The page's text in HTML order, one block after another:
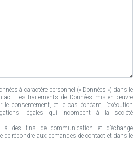
à caractère personnel (« Données ») dans le
Les traitements de Données mis en œuvre
consentement, et le cas échéant, l’exécution
légales qui incombent à la société
à des fins de communication et d’échange
de répondre aux demandes de contact et dans le